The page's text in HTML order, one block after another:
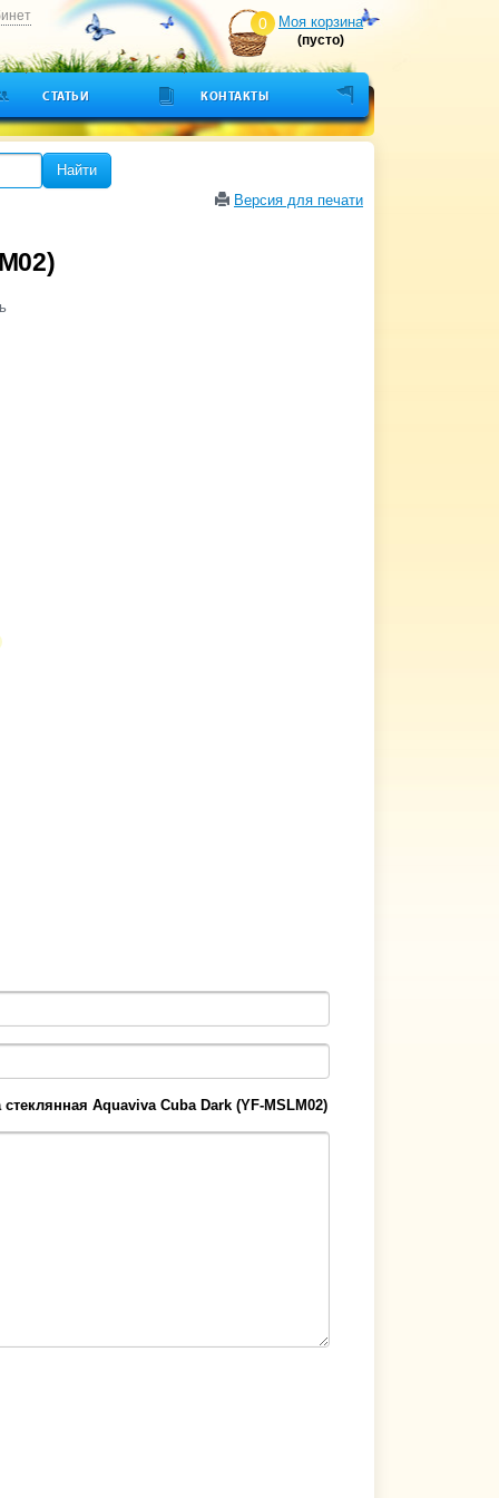
0 Моя корзина
(пусто)
СТАТЬИ КОНТАКТЫ
Найти
Версия для печати
стеклянная Aquaviva Cuba Dark (YF-MSLM02)